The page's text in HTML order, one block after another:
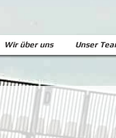
Wir über uns Unser